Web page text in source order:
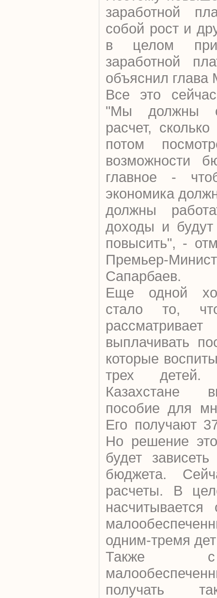
заработной
собой рост и
в целом
заработной
объяснил глава
Все это
"Мы должны
расчет,
потом
возможности
главное -
экономика
должны
доходы и будут
повысить", -
Премьер-
Сапарбаев.
Еще одной
стало то,
выплачивать
которые
трех
Казахстане
пособие для
Его получают
Но решение
будет
бюджета.
расчеты. В
одним-тремя
Также
получать